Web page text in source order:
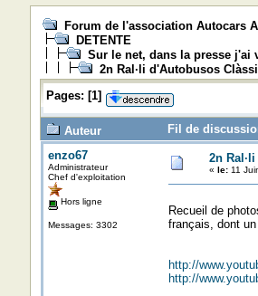
Forum de l'association Autocars
DETENTE
Sur le net, dans la presse j'ai
2n Ral·li d'Autobusos
Pages: [1]
Auteur
Fil de
enzo67
Administrateur
Chef d'exploitation
Hors ligne
Messages: 3302
2n
« le:11
Recueil de
français, dont
http://
http://